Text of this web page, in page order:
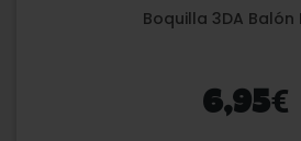
Boquilla 3DA Balón
6,95€